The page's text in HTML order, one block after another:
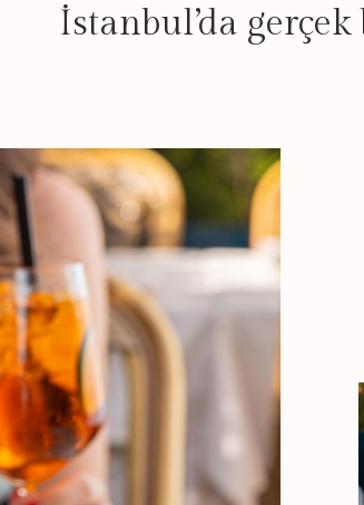
İstanbul’da